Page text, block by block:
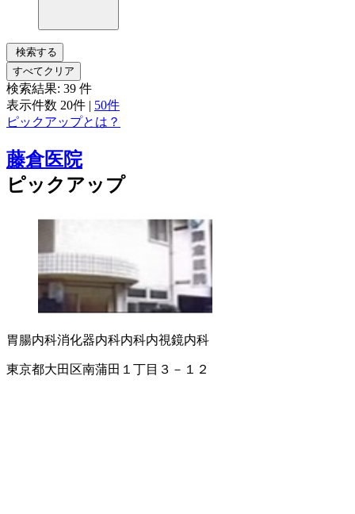
検索する
すべてクリア
検索結果: 39 件
表示件数 20件 | 50件
ピックアップとは？
藤倉医院
ピックアップ
胃腸内科消化器内科内科内視鏡内科
東京都大田区南蒲田１丁目３－１２